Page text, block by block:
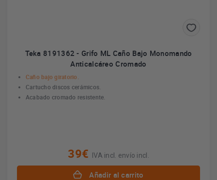
Teka 8191362 - Grifo ML Caño Bajo Monomando
Anticalcáreo Cromado
Caño bajo giratorio.
Cartucho discos cerámicos.
Acabado cromado resistente.
39€ IVA incl. envío incl.
Añadir al carrito